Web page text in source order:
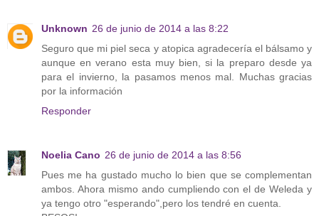
Unknown 26 de junio de 2014 a las 8:22
Seguro que mi piel seca y atopica agradecería el bálsamo y
aunque en verano esta muy bien, si la preparo desde ya
para el invierno, la pasamos menos mal. Muchas gracias
por la información
Responder
Noelia Cano 26 de junio de 2014 a las 8:56
Pues me ha gustado mucho lo bien que se complementan
ambos. Ahora mismo ando cumpliendo con el de Weleda y
ya tengo otro "esperando",pero los tendré en cuenta.